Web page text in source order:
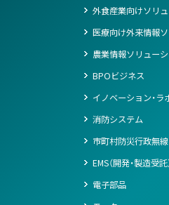
外食産業向けソリ
医療向け外来情報
農業情報ソリュー
BPOビジネス
イノベーション・ラ
消防システム
市町村防災行政無
EMS（開発・製造受託
電子部品